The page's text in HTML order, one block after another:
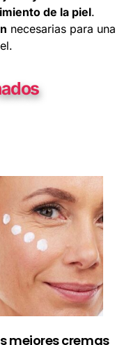
de la piel.
necesarias para una
mejores cremas